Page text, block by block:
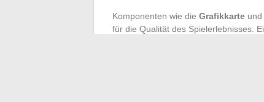
Komponenten wie die Grafikkarte
für die Qualität des Spielerlebnisses.